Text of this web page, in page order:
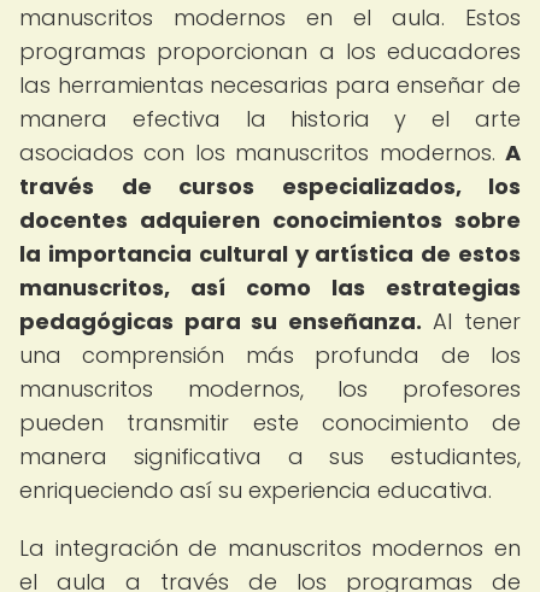
manuscritos modernos en el aula. Estos
programas proporcionan a los educadores
las herramientas necesarias para enseñar de
manera efectiva la historia y el arte
asociados con los manuscritos modernos. A
través de cursos especializados, los
docentes adquieren conocimientos sobre
la importancia cultural y artística de estos
manuscritos, así como las estrategias
pedagógicas para su enseñanza. Al tener
una comprensión más profunda de los
manuscritos modernos, los profesores
pueden transmitir este conocimiento de
manera significativa a sus estudiantes,
enriqueciendo así su experiencia educativa.
La integración de manuscritos modernos en
el aula a través de los programas de